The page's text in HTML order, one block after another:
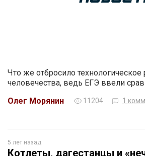
Что же отбросило технологическое
человечества, ведь ЕГЭ ввели
Олег Морянин
11204 1
5 лет назад
Котлеты, дагестанцы и